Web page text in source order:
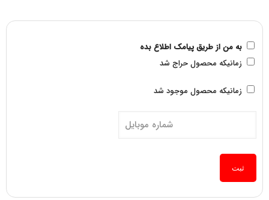
به من از طریق پیامک اطلاع بده
زمانیکه محصول حراج شد
زمانیکه محصول موجود شد
ثبت